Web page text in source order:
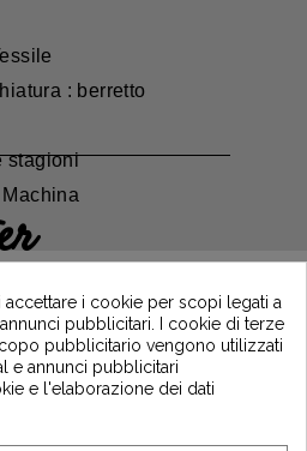
: berretto
stagioni
informato sulle ultime
à notre newsletter, vous reconnaissez avoir pris
i cookie per scopi legati a
pubblicitari. I cookie di terze
pubblicitario vengono utilizzati
e annunci pubblicitari
e l'elaborazione dei dati